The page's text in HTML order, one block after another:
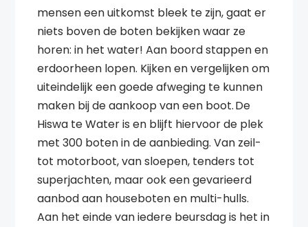
mensen een uitkomst bleek te zijn, gaat er
niets boven de boten bekijken waar ze
horen: in het water! Aan boord stappen en
erdoorheen lopen. Kijken en vergelijken om
uiteindelijk een goede afweging te kunnen
maken bij de aankoop van een boot. De
Hiswa te Water is en blijft hiervoor de plek
met 300 boten in de aanbieding. Van zeil-
tot motorboot, van sloepen, tenders tot
superjachten, maar ook een gevarieerd
aanbod aan houseboten en multi-hulls.
Aan het einde van iedere beursdag is het in